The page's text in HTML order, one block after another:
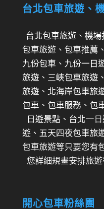
台北包車旅遊、
台北包車旅遊、機場
包車旅遊、包車推薦
九份包車、九份一日
旅遊、三峽包車旅遊
旅遊、北海岸包車旅
包車、包車服務、包
日遊景點、台北一
遊、五天四夜包車旅
包車旅遊等只要您有
您詳細規畫安排旅
開心包車粉絲團